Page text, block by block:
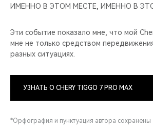
ИМЕННО В ЭТОМ МЕСТЕ, ИМЕННО В
Эти событие показало мне, что мой
мне не только средством
разных ситуациях.
УЗНАТЬ О CHERY TIGGO 7 PRO MAX
*Орфография и пунктуация автора сохранены